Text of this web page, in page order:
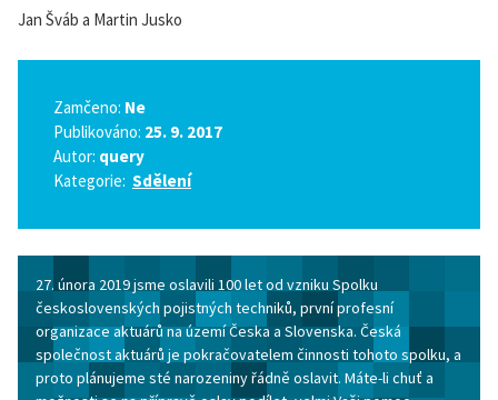
Jan Šváb a Martin Jusko
Zamčeno: Ne
Publikováno: 25. 9. 2017
Autor: query
Kategorie: Sdělení
27. února 2019 jsme oslavili 100 let od vzniku Spolku
československých pojistných techniků, první profesní
organizace aktuárů na území Česka a Slovenska. Česká
společnost aktuárů je pokračovatelem činnosti tohoto spolku, a
proto plánujeme sté narozeniny řádně oslavit. Máte-li chuť a